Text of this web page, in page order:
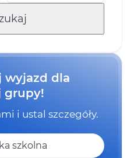
wyjazd dla
grupy!
i ustal szczegóły.
szkolna